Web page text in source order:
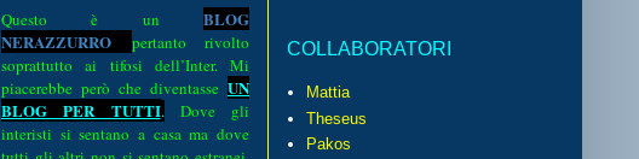
Questo è un BLOG
NERAZZURRO pertanto rivolto
soprattutto ai tifosi dell’Inter. Mi
piacerebbe però che diventasse UN
BLOG PER TUTTI.
Dove gli
interisti si sentano a casa ma dove
COLLABORATORI
Mattia
Theseus
Pakos